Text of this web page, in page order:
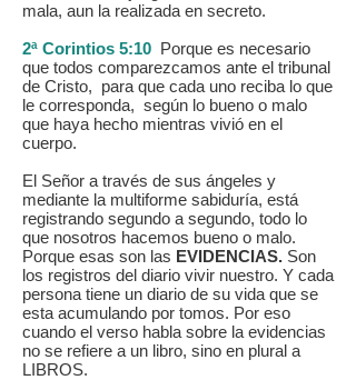
mala, aun la realizada en secreto.
2ª Corintios 5:10 Porque es necesario
que todos comparezcamos ante el tribunal
de Cristo, para que cada uno reciba lo que
le corresponda, según lo bueno o malo
que haya hecho mientras vivió en el
cuerpo.
El Señor a través de sus ángeles y
mediante la multiforme sabiduría, está
registrando segundo a segundo, todo lo
que nosotros hacemos bueno o malo.
Porque esas son las EVIDENCIAS. Son
los registros del diario vivir nuestro. Y cada
persona tiene un diario de su vida que se
esta acumulando por tomos. Por eso
cuando el verso habla sobre la evidencias
no se refiere a un libro, sino en plural a
LIBROS.